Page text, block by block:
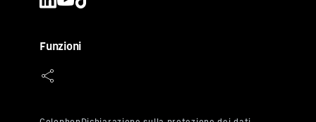
Funzioni